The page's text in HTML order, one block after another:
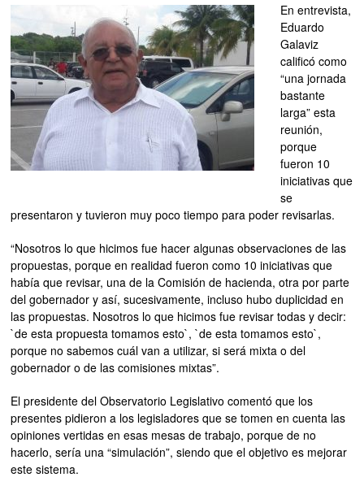
En entrevista,
Eduardo
Galaviz
calificó como
“una jornada
bastante
larga” esta
reunión,
porque
fueron 10
iniciativas que
se
presentaron y tuvieron muy poco tiempo para poder revisarlas.
“Nosotros lo que hicimos fue hacer algunas observaciones de las
propuestas, porque en realidad fueron como 10 iniciativas que
había que revisar, una de la Comisión de hacienda, otra por parte
del gobernador y así, sucesivamente, incluso hubo duplicidad en
las propuestas. Nosotros lo que hicimos fue revisar todas y decir:
`de esta propuesta tomamos esto`, `de esta tomamos esto`,
porque no sabemos cuál van a utilizar, si será mixta o del
gobernador o de las comisiones mixtas”.
El presidente del Observatorio Legislativo comentó que los
presentes pidieron a los legisladores que se tomen en cuenta las
opiniones vertidas en esas mesas de trabajo, porque de no
hacerlo, sería una “simulación”, siendo que el objetivo es mejorar
este sistema.